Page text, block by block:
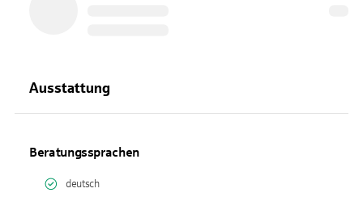
Ausstattung
Beratungssprachen
deutsch